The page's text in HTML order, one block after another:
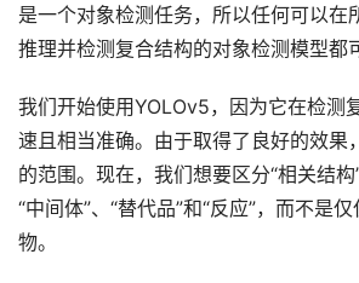
是一个对象检测任务，所以任何可以在
推理并检测复合结构的对象检测模型都
我们开始使用YOLOv5，因为它在检测
速且相当准确。由于取得了良好的效果
的范围。现在，我们想要区分“相关结构
“中间体”、“替代品”和“反应”，而不是
物。